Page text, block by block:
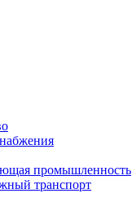
промышленность
транспорт